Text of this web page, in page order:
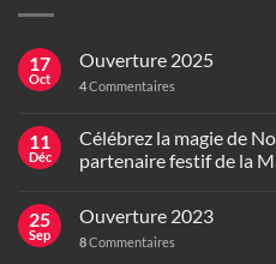
17
Oct
Ouverture 2025
4Commentaires
11
Déc
Célébrez la magie de
partenaire festif de la
25
Sep
Ouverture 2023
8Commentaires